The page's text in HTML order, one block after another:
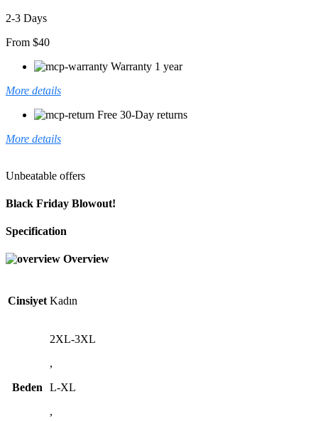
2-3 Days
From $40
Warranty 1 year
More details
Free 30-Day returns
More details
Unbeatable offers
Black Friday Blowout!
Specification
Overview
Cinsiyet Kadın
Beden
2XL-3XL
,
L-XL
,